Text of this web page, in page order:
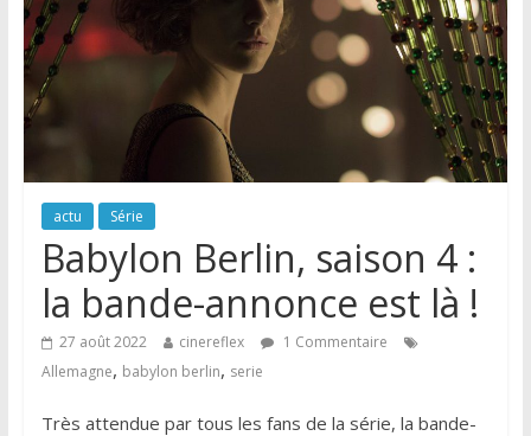
actu Série
Babylon Berlin, saison 4 :
la bande-annonce est là !
27 août 2022 cinereflex
1 Commentaire
Allemagne, babylon berlin, serie
Très attendue par tous les fans de la série, la bande-